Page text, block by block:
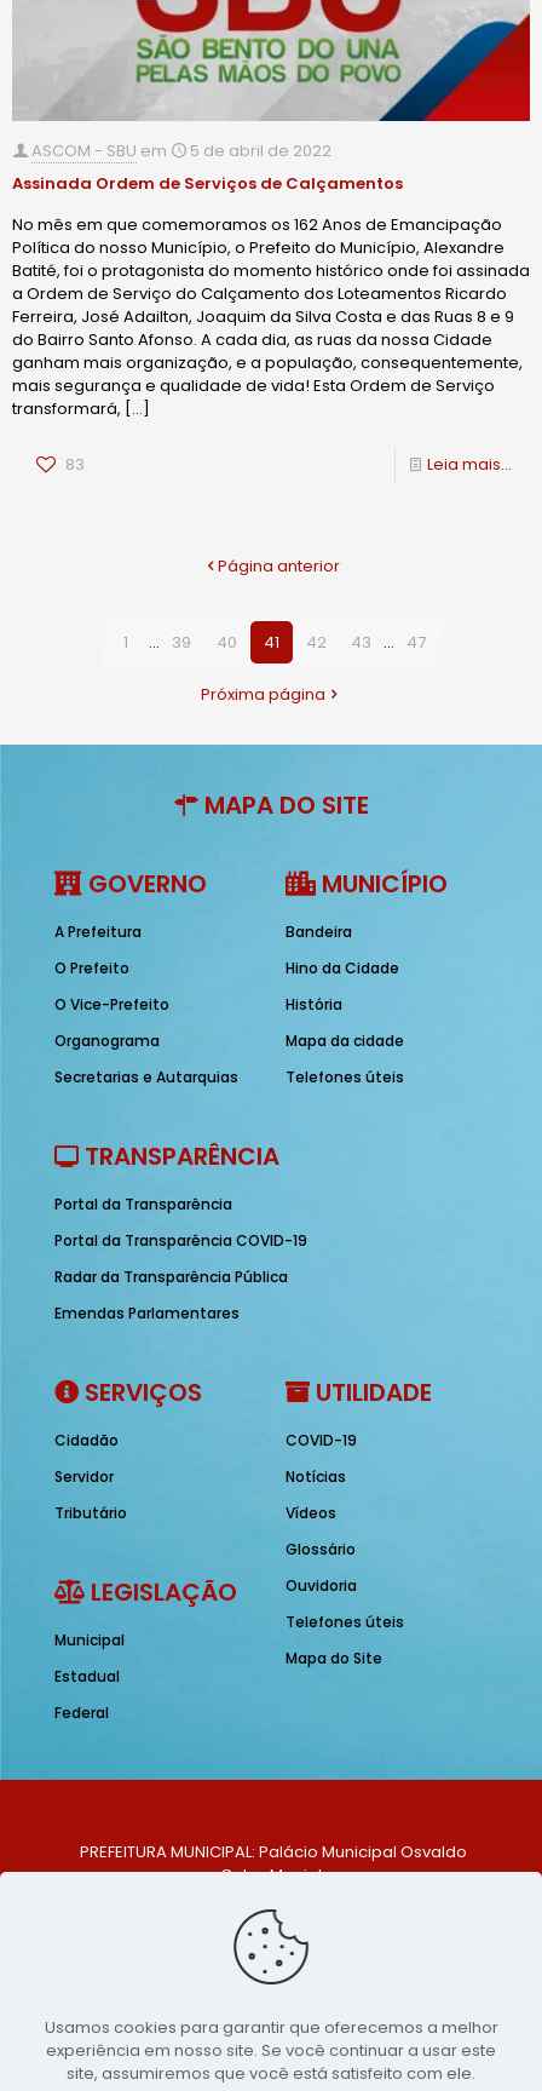
ASCOM - SBU em
5 de abril de 2022
Assinada Ordem de Serviços de Calçamentos
No mês em que comemoramos os 162 Anos de Emancipação
Política do nosso Município, o Prefeito do Município, Alexandre
Batité, foi o protagonista do momento histórico onde foi assinada
a Ordem de Serviço do Calçamento dos Loteamentos Ricardo
Ferreira, José Adailton, Joaquim da Silva Costa e das Ruas 8 e 9
do Bairro Santo Afonso. A cada dia, as ruas da nossa Cidade
ganham mais organização, e a população, consequentemente,
mais segurança e qualidade de vida! Esta Ordem de Serviço
transformará, […]
83 Leia mais...
Página anterior
1 ... 39 40 41 42 43 ... 47
Próxima página
MAPA DO SITE
GOVERNO
A Prefeitura
O Prefeito
O Vice-Prefeito
Organograma
Secretarias e Autarquias
MUNICÍPIO
Bandeira
Hino da Cidade
História
Mapa da cidade
Telefones úteis
TRANSPARÊNCIA
Portal da Transparência
Portal da Transparência COVID-19
Radar da Transparência Pública
Emendas Parlamentares
SERVIÇOS
Cidadão
Servidor
Tributário
LEGISLAÇÃO
Municipal
Estadual
Federal
UTILIDADE
COVID-19
Notícias
Vídeos
Glossário
Ouvidoria
Telefones úteis
Mapa do Site
PREFEITURA MUNICIPAL: Palácio Municipal Osvaldo
Celso Maciel
Centro, São Bento do Una - PE. CEP: 553370-128
TELEFONE: (81) 99548-1569
E-MAIL: ouvidoria@saobentodouna.pe.gov.br
Copyright 2021-2026 - Assessoria de Comunicação da
Prefeitura de São Bento do Una - PE
Usamos cookies para garantir que oferecemos a melhor
experiência em nosso site. Se você continuar a usar este
site, assumiremos que você está satisfeito com ele.